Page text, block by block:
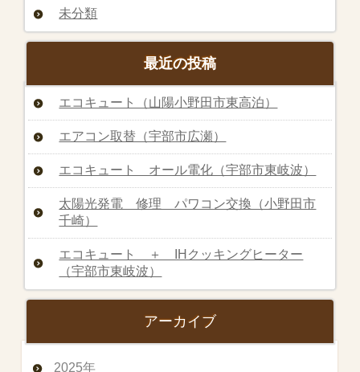
未分類
最近の投稿
エコキュート（山陽小野田市東高泊）
エアコン取替（宇部市広瀬）
エコキュート オール電化（宇部市東岐波）
太陽光発電 修理 パワコン交換（小野田市
千崎）
エコキュート ＋ IHクッキングヒーター
（宇部市東岐波）
アーカイブ
2025年